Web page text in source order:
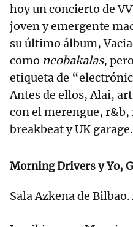
hoy un concierto de
joven y emergente
su último álbum,
como neobakalas,
etiqueta de
Antes de ellos, Alai,
con el merengue,
breakbeat y UK garage.
Morning Drivers y Yo,
Sala Azkena de